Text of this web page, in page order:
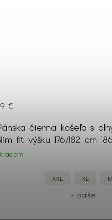
čierna košeľa s
fit výšku 176/182 cm
€
XXL XL M
+ ďalšie